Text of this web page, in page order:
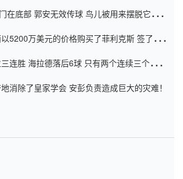
在底部 郭安无效传球 鸟儿被用来摆脱它
5200万美元的价格购买了菲利克斯 签了7年
连胜 海拉德落后6球 只有两个连续三个连续
消除了皇家学会 安彭负责造成巨大的灾难！